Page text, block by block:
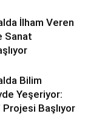
İlham Veren
Sanat
Bilim
Yeşeriyor:
Başlıyor